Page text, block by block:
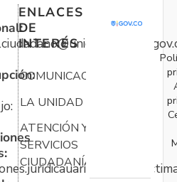
ENLACES
DE
INTERÉS
COMUNICACIONES
LA UNIDAD
ATENCIÓN Y
SERVICIOS
CIUDADANÍA